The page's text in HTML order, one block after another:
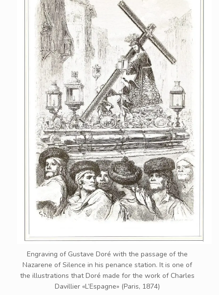
Engraving of Gustave Doré with the passage of the
Nazarene of Silence in his penance station. It is one of
the illustrations that Doré made for the work of Charles
Davillier «L’Espagne» (Paris, 1874)